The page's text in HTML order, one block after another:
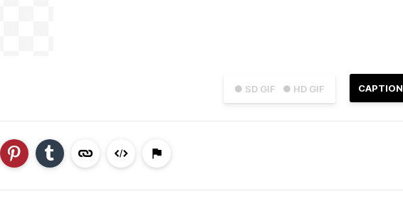
● SD GIF ● HD GIF CAPTION